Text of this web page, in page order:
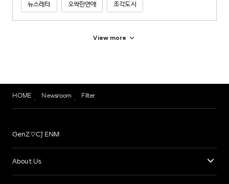
뉴스레터 오싹한연애 조각도시
View more
HOME Newsroom Filter
GenZ♡CJ ENM
About Us